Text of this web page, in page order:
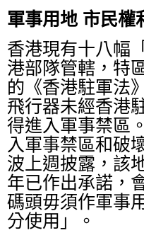
軍事用地 市民權
香港現有十八幅
港部隊管轄，特
的《香港駐軍法
飛行器未經香港
得進入軍事禁區
入軍事禁區和破
波上週披露，該
年已作出承諾，
碼頭毋須作軍事
分使用」。